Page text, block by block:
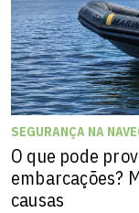
SEGURANÇA NA
O que pode
embarcações?
causas